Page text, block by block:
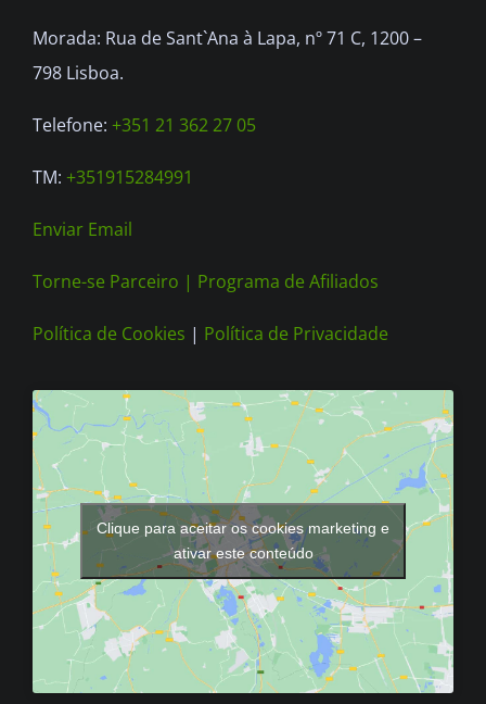
chosen
on
the
page
Morada: Rua de Sant`Ana à Lapa, nº 71 C, 1200 –
798 Lisboa.
Telefone: +351 21 362 27 05
TM: +351915284991
Enviar Email
Torne-se Parceiro | Programa de Afiliados
Política de Cookies | Política de Privacidade
Clique para aceitar os cookies marketing e
ativar este conteúdo